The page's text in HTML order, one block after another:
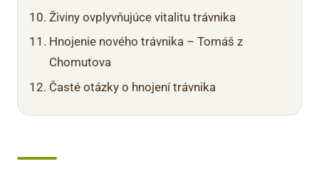
Živiny ovplyvňujúce vitalitu trávnika
Hnojenie nového trávnika – Tomáš z
Chomutova
Časté otázky o hnojení trávnika